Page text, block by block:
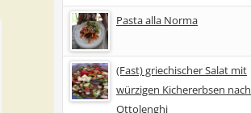
Pasta alla Norma
(Fast) griechischer Salat mit
würzigen Kichererbsen nach
Ottolenghi